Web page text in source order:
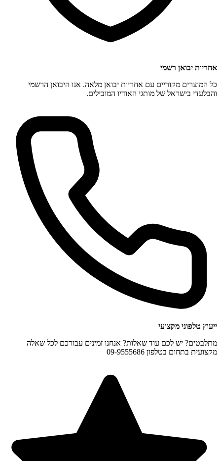
אחריות יבואן רשמי
כל המוצרים מקוריים עם אחריות יבואן מלאה. אנו היבואן הרשמי
והבלעדי בישראל של מותגי האודיו המובילים.
ייעוץ טלפוני מקצועי
מתלבטים? יש לכם עוד שאלות? אנחנו זמינים עבורכם לכל שאלה
מקצועית בתחום בטלפון 09-9555686